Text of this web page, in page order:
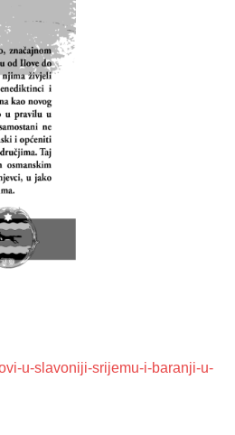
u-slavoniji-srijemu-i-baranji-u-